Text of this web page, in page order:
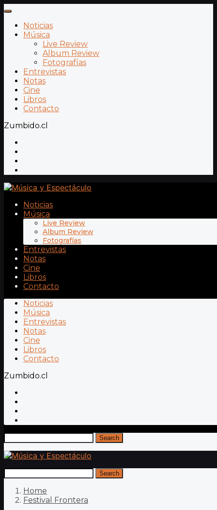
Noticias
Música
Live Review
Album Review
Fotografías
Entrevistas
Notas
Cine
Libros
Contacto
Zumbido.cl
Noticias
Música
Live Review
Album Review
Fotografías
Entrevistas
Notas
Cine
Libros
Contacto
Noticias
Música
Entrevistas
Notas
Cine
Libros
Contacto
Zumbido.cl
Search
Search
Home
Festival Frontera